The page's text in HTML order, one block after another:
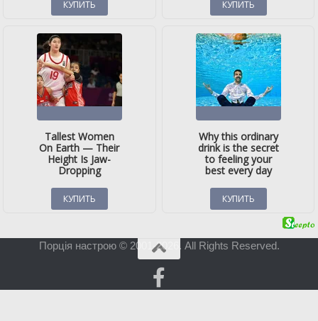
Порція настрою © 2001-2026. All Rights Reserved.